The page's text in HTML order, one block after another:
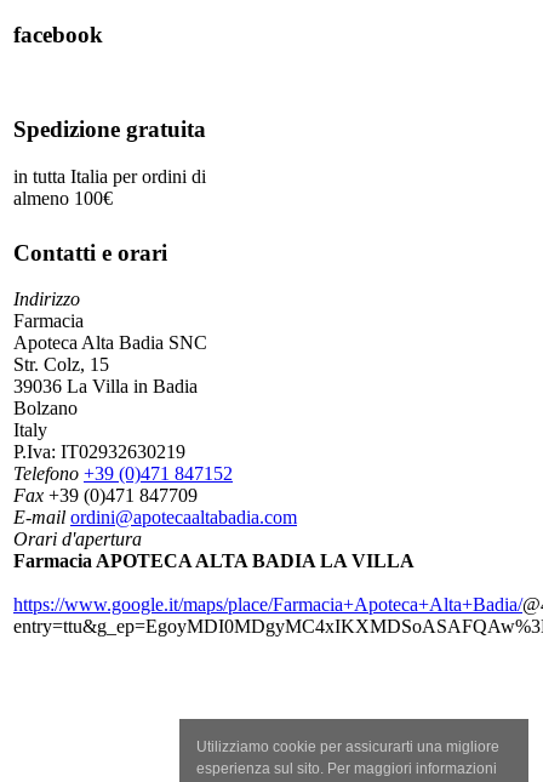
Utilizziamo cookie per assicurarti una migliore
esperienza sul sito. Per maggiori informazioni
facebook
Spedizione gratuita
in tutta Italia per ordini di
almeno 100€
Contatti e orari
Indirizzo
Farmacia
Apoteca Alta Badia SNC
Str. Colz, 15
39036 La Villa in Badia
Bolzano
Italy
P.Iva: IT02932630219
Telefono +39 (0)471 847152
Fax +39 (0)471 847709
E-mail ordini@apotecaaltabadia.com
Orari d'apertura
Farmacia APOTECA ALTA BADIA LA VILLA
https://www.google.it/maps/place/Farmacia+Apoteca+Alta+Badia/